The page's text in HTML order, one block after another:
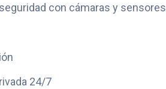
con cámaras y sensores
24/7